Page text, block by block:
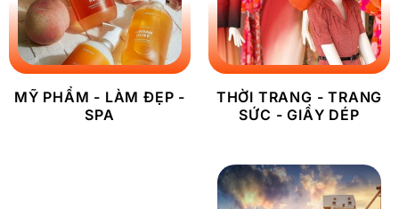
MỸ PHẨM - LÀM ĐẸP -
SPA
THỜI TRANG - TRANG
SỨC - GIẦY DÉP